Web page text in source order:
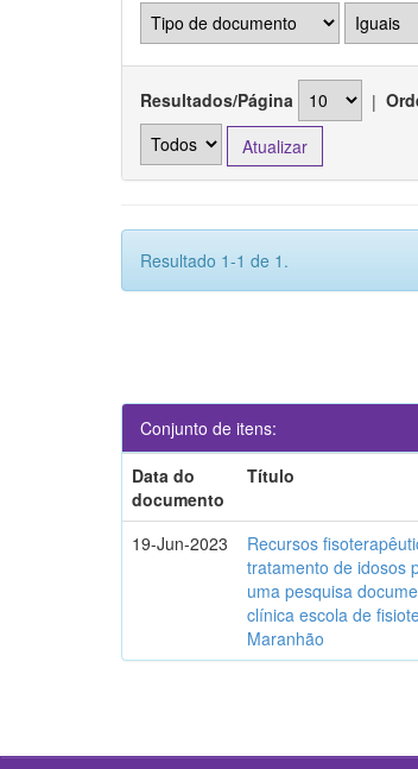
Resultados/Página |
Resultado 1-1 de 1.
Conjunto de itens:
Data do
documento
Título
19-Jun-2023
Recursos
tratamento de idosos
uma pesquisa
clínica escola de
Maranhão